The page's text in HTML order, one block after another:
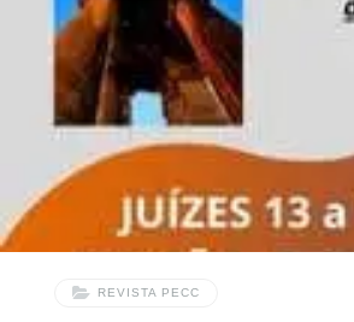
escultura e entrou no meio do povo.”
Bíblica Com Todos Juízes 17.1-13
há lugar para a benção de Deus onde
REVISTA PECC